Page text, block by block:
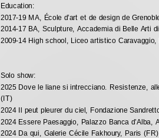
Education:
2017-19 MA, École d’art et de design de
2014-17 BA, Sculpture, Accademia di Belle Arti
2009-14 High school, Liceo artistico Caravaggio,
Solo show:
2025 Dove le liane si intrecciano. Resistenze,
(IT)
2024 Il peut pleurer du ciel, Fondazione
2024 Essere Paesaggio, Palazzo Banca d’Alba,
2024 Da qui, Galerie Cécile Fakhoury, Paris (FR)